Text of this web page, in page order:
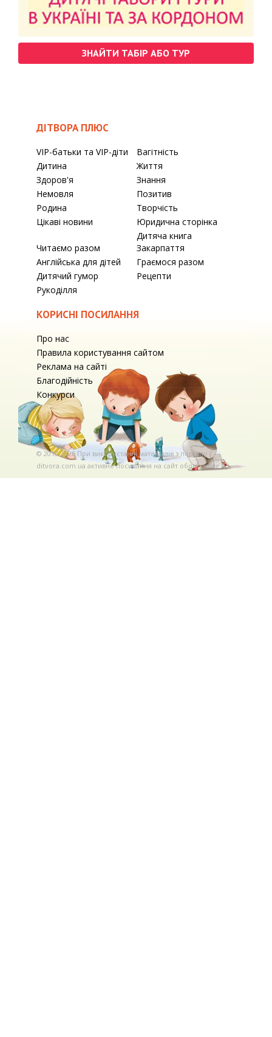
ЗНАЙТИ ТАБІР АБО ТУР
ДІТВОРА ПЛЮС
VIP-батьки та VIP-діти
Вагітність
Дитина
Життя
Здоров'я
Знання
Немовля
Позитив
Родина
Творчість
Цікаві новини
Юридична сторінка
Читаємо разом
Дитяча книга
Закарпаття
Англійська для дітей
Граємося разом
Дитячий гумор
Рецепти
Рукоділля
КОРИСНІ ПОСИЛАННЯ
Про нас
Правила користування сайтом
Реклама на сайті
Благодійність
Конкурси
© 2010-2026 При використаннi матерiалiв з порталу
ditvora.com.ua активне посилання на сайт обов'язкове. .